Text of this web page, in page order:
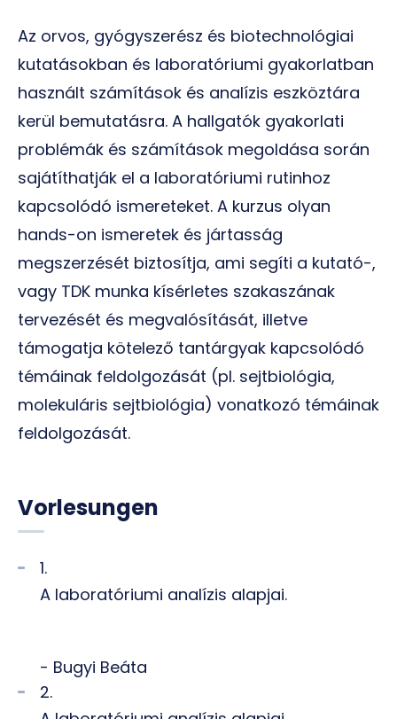
Az orvos, gyógyszerész és biotechnológiai
kutatásokban és laboratóriumi gyakorlatban
használt számítások és analízis eszköztára
kerül bemutatásra. A hallgatók gyakorlati
problémák és számítások megoldása során
sajátíthatják el a laboratóriumi rutinhoz
kapcsolódó ismereteket. A kurzus olyan
hands-on ismeretek és jártasság
megszerzését biztosítja, ami segíti a kutató-,
vagy TDK munka kísérletes szakaszának
tervezését és megvalósítását, illetve
támogatja kötelező tantárgyak kapcsolódó
témáinak feldolgozását (pl. sejtbiológia,
molekuláris sejtbiológia) vonatkozó témáinak
feldolgozását.
Vorlesungen
1.
A laboratóriumi analízis alapjai.
- Bugyi Beáta
2.